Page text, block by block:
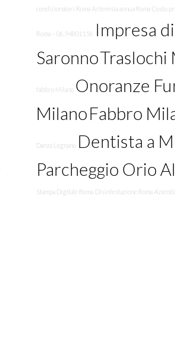
condizionatori Roma Artemisia annua Roma Costo
Roma – 06.94801156 Impresa
SaronnoTraslochi
fabbro Milano Onoranze
MilanoFabbro
Danza Legnano Dentista a
Parcheggio Orio
Stampa Digitale Roma Disinfestazione Roma